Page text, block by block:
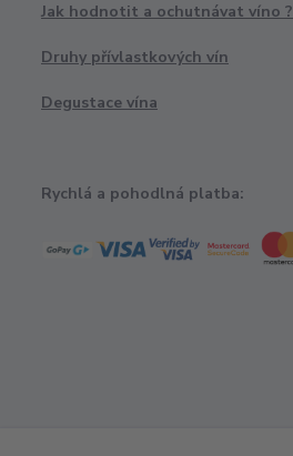
Jak hodnotit a ochutnávat víno ?
Druhy přívlastkových vín
Degustace vína
Rychlá a pohodlná platba: